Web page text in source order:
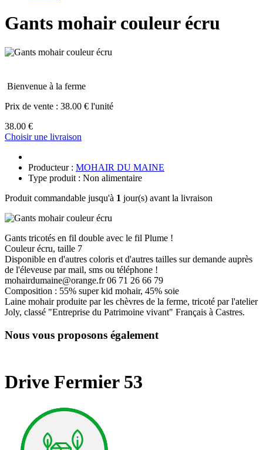
Gants mohair couleur écru
Bienvenue à la ferme
Prix de vente : 38.00 € l'unité
38.00 €
Choisir une livraison
Producteur : MOHAIR DU MAINE
Type produit : Non alimentaire
Produit commandable jusqu'à 1 jour(s) avant la livraison
Gants tricotés en fil double avec le fil Plume !
Couleur écru, taille 7
Disponible en d'autres coloris et d'autres tailles sur demande auprès
de l'éleveuse par mail, sms ou téléphone !
mohairdumaine@orange.fr 06 71 26 66 79
Composition : 55% super kid mohair, 45% soie
Laine mohair produite par les chèvres de la ferme, tricoté par l'atelier
Joly, classé "Entreprise du Patrimoine vivant" Français à Castres.
Nous vous proposons également
Drive Fermier 53